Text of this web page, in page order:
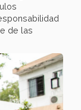
de las